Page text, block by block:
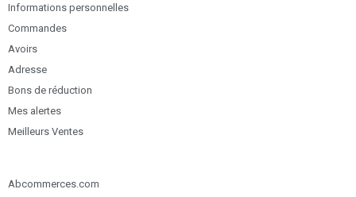
Informations personnelles
Commandes
Avoirs
Adresse
Bons de réduction
Mes alertes
Meilleurs Ventes
Abcommerces.com